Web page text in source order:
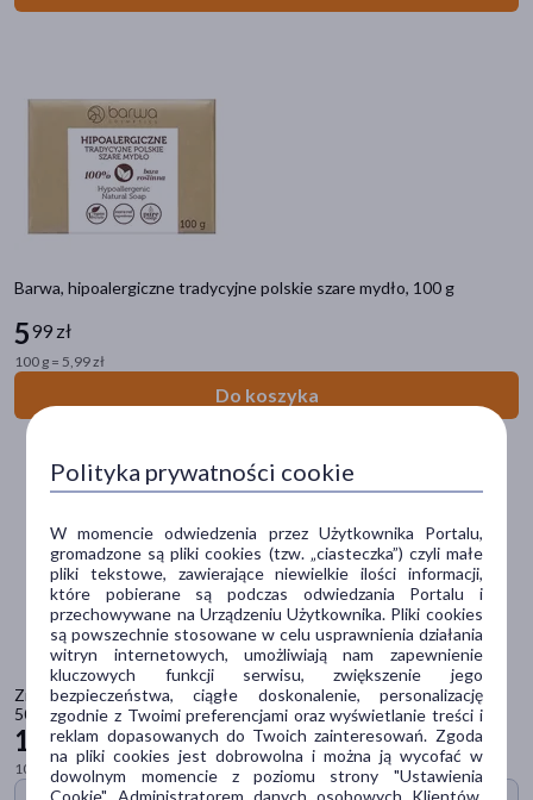
Barwa, hipoalergiczne tradycyjne polskie szare mydło, 100 g
599 zł
100 g = 5,99 zł
Do koszyka
Ziaja Kozie Mleko, kremowy żel myjący pod prysznic, mleczna kąpiel,
500 ml
12 19 zł
100 ml = 2,44 zł
Kremy i balsamy do ciała
Sole do kąpieli
Mydła
Golenie i depilacja
Peelingi do ciała
Wysyłka
Odbiór w aptece
Cena
zł – zł
Polityka prywatności cookie
W momencie odwiedzenia przez Użytkownika Portalu,
gromadzone są pliki cookies (tzw. „ciasteczka”) czyli małe
pliki tekstowe, zawierające niewielkie ilości informacji,
które pobierane są podczas odwiedzania Portalu i
przechowywane na Urządzeniu Użytkownika. Pliki cookies
są powszechnie stosowane w celu usprawnienia działania
witryn internetowych, umożliwiają nam zapewnienie
kluczowych funkcji serwisu, zwiększenie jego
bezpieczeństwa, ciągłe doskonalenie, personalizację
zgodnie z Twoimi preferencjami oraz wyświetlanie treści i
reklam dopasowanych do Twoich zainteresowań. Zgoda
na pliki cookies jest dobrowolna i można ją wycofać w
dowolnym momencie z poziomu strony "Ustawienia
Cookie". Administratorem danych osobowych Klientów,